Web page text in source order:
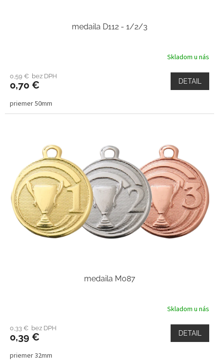
medaila D112 - 1/2/3
Skladom u nás
0,59 € bez DPH
0,70 € DETAIL
priemer 50mm
medaila M087
Skladom u nás
0,33 € bez DPH
0,39 € DETAIL
priemer 32mm